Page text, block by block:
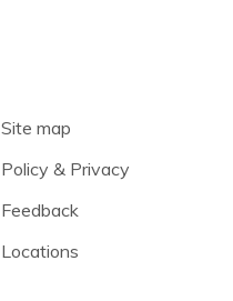
Site map
Policy & Privacy
Feedback
Locations